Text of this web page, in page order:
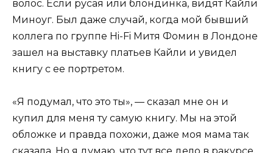
волос. Если русая или блондинка, видят Кайли
Миноуг. Был даже случай, когда мой бывший
коллега по группе Hi-Fi Митя Фомин в Лондоне
зашел на выставку платьев Кайли и увидел
книгу с ее портретом.
«Я подумал, что это ты», — сказал мне он и
купил для меня ту самую книгу. Мы на этой
обложке и правда похожи, даже моя мама так